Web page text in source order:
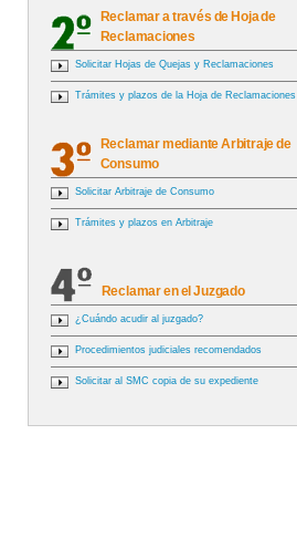
Reclamar a través de Hoja de
Reclamaciones
Solicitar Hojas de Quejas y Reclamaciones
Trámites y plazos de la Hoja de Reclamaciones
Reclamar mediante Arbitraje de
Consumo
Solicitar Arbitraje de Consumo
Trámites y plazos en Arbitraje
Reclamar en el Juzgado
¿Cuándo acudir al juzgado?
Procedimientos judiciales recomendados
Solicitar al SMC copia de su expediente